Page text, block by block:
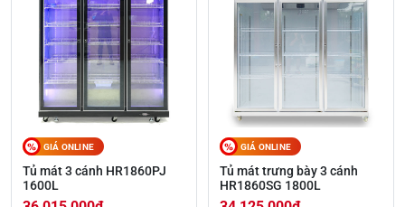
GIÁ ONLINE
Tủ mát 3 cánh HR1860PJ
1600L
GIÁ ONLINE
Tủ mát trưng bày 3 cánh
HR1860SG 1800L